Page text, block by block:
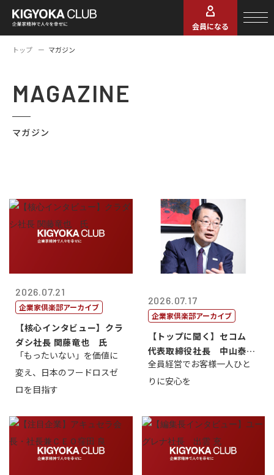
会員になる
トップ マガジン
MAGAZINE
マガジン
2026.07.21
企業家倶楽部アーカイブ
【核心インタビュー】クラ
ダシ社長 関藤竜也 氏
「もったいない」を価値に
変え、日本のフードロスゼ
ロを目指す
2026.07.17
企業家倶楽部アーカイブ
【トップに聞く】セコム
代表取締役社長 中山泰
男
全員経営でお客様一人ひと
りに安心を